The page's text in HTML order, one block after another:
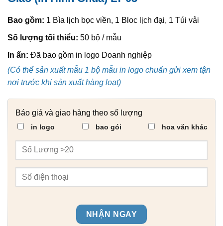
Bao gồm: 1 Bìa lịch bọc viền, 1 Bloc lịch đại, 1 Túi vải
Số lượng tối thiểu: 50 bộ / mẫu
In ấn: Đã bao gồm in logo Doanh nghiệp
(Có thể sản xuất mẫu 1 bộ mẫu in logo chuẩn gửi xem tận
nơi trước khi sản xuất hàng loạt)
Báo giá và giao hàng theo số lượng
in logo bao gói hoa văn khác
NHẬN NGAY